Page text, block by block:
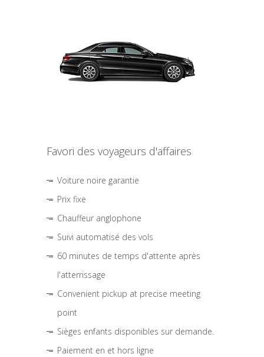
Favori des voyageurs d'affaires
Voiture noire garantie
Prix fixe
Chauffeur anglophone
Suivi automatisé des vols
60 minutes de temps d'attente après
l'atterrissage
Convenient pickup at precise meeting
point
Sièges enfants disponibles sur demande.
Paiement en et hors ligne